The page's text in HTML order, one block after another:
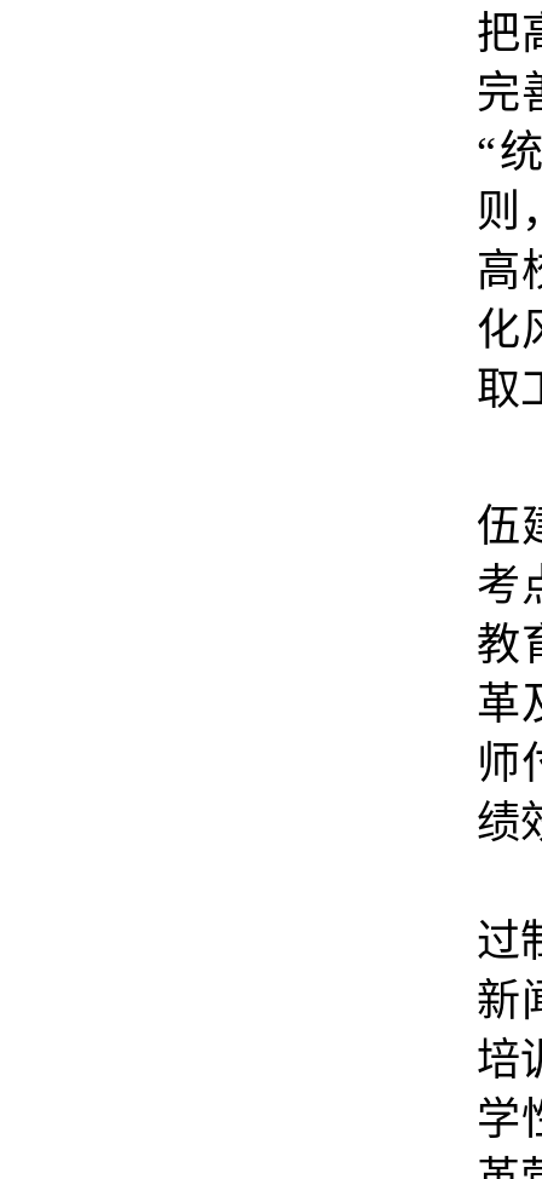
把
完
“
则
高
化
取
伍
考
教
革
师
绩
过
新
培
学